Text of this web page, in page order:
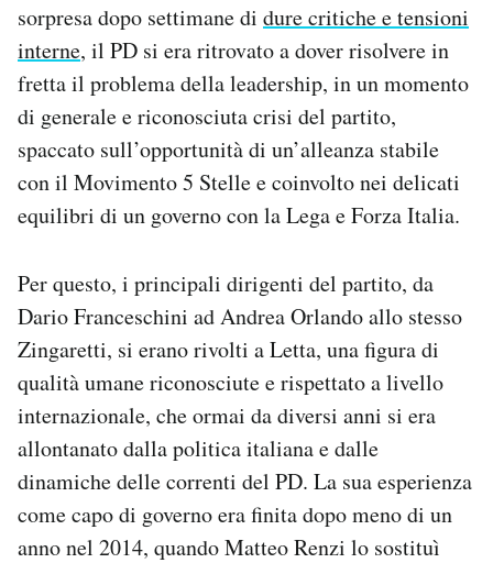
sorpresa dopo settimane di dure critiche e tensioni
interne, il PD si era ritrovato a dover risolvere in
fretta il problema della leadership, in un momento
di generale e riconosciuta crisi del partito,
spaccato sull’opportunità di un’alleanza stabile
con il Movimento 5 Stelle e coinvolto nei delicati
equilibri di un governo con la Lega e Forza Italia.
Per questo, i principali dirigenti del partito, da
Dario Franceschini ad Andrea Orlando allo stesso
Zingaretti, si erano rivolti a Letta, una figura di
qualità umane riconosciute e rispettato a livello
internazionale, che ormai da diversi anni si era
allontanato dalla politica italiana e dalle
dinamiche delle correnti del PD. La sua esperienza
come capo di governo era finita dopo meno di un
anno nel 2014, quando Matteo Renzi lo sostituì